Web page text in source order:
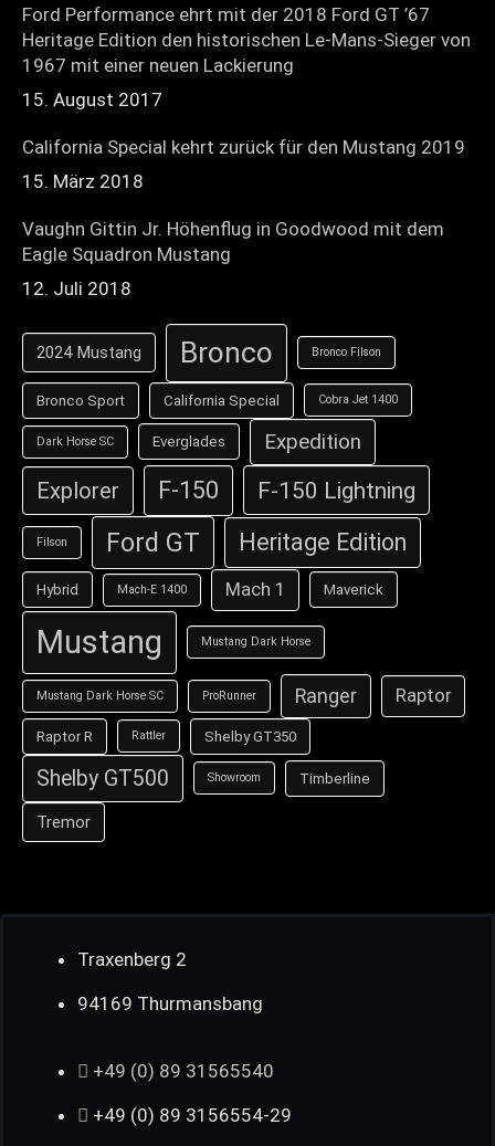
Ford Performance ehrt mit der 2018 Ford GT ’67
Heritage Edition den historischen Le-Mans-Sieger von
1967 mit einer neuen Lackierung
15. August 2017
California Special kehrt zurück für den Mustang 2019
15. März 2018
Vaughn Gittin Jr. Höhenflug in Goodwood mit dem
Eagle Squadron Mustang
12. Juli 2018
2024 Mustang Bronco Bronco Filson
Bronco Sport California Special Cobra Jet 1400
Dark Horse SC Everglades Expedition
Explorer F-150 F-150 Lightning
Filson Ford GT Heritage Edition
Hybrid Mach-E 1400 Mach 1 Maverick
Mustang Mustang Dark Horse
Mustang Dark Horse SC ProRunner Ranger Raptor
Raptor R Rattler Shelby GT350
Shelby GT500 Showroom Timberline
Tremor
Traxenberg 2
94169 Thurmansbang
+49 (0) 89 31565540
+49 (0) 89 3156554-29